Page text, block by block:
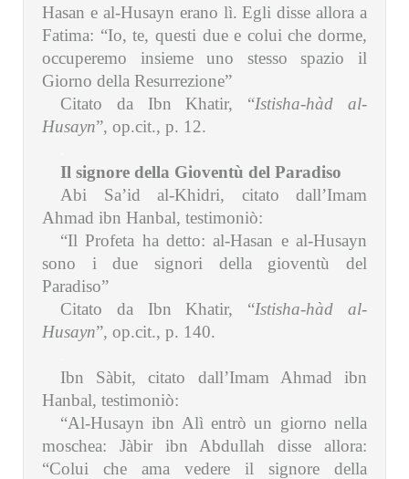
Hasan e al-Husayn erano lì. Egli disse allora a
Fatima: “Io, te, questi due e colui che dorme,
occuperemo insieme uno stesso spazio il
Giorno della Resurrezione”
Citato da Ibn Khatir, “Istisha-hàd al-
Husayn”, op.cit., p. 12.
Il signore della Gioventù del Paradiso
Abi Sa’id al-Khidri, citato dall’Imam
Ahmad ibn Hanbal, testimoniò:
“Il Profeta ha detto: al-Hasan e al-Husayn
sono i due signori della gioventù del
Paradiso”
Citato da Ibn Khatir, “Istisha-hàd al-
Husayn”, op.cit., p. 140.
Ibn Sàbit, citato dall’Imam Ahmad ibn
Hanbal, testimoniò:
“Al-Husayn ibn Alì entrò un giorno nella
moschea: Jàbir ibn Abdullah disse allora:
“Colui che ama vedere il signore della